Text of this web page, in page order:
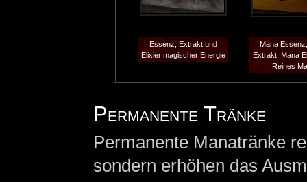
Essenz, Extrakt und
Elixier magischer Energie
Mana
Extrakt, Mana
Reines
Permanente Tränke
Permanente Manatränke
sondern erhöhen das